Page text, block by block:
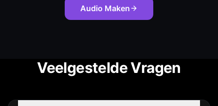
Audio Maken
Veelgestelde Vragen